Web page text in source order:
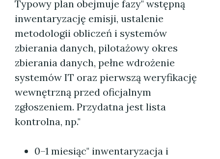
Typowy plan obejmuje fazy" wstępną
inwentaryzację emisji, ustalenie
metodologii obliczeń i systemów
zbierania danych, pilotażowy okres
zbierania danych, pełne wdrożenie
systemów IT oraz pierwszą weryfikację
wewnętrzną przed oficjalnym
zgłoszeniem. Przydatna jest lista
kontrolna, np."
0–1 miesiąc" inwentaryzacja i